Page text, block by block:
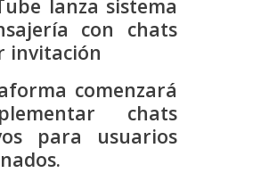
lanza sistema
con chats
invitación
comenzará
chats
para usuarios